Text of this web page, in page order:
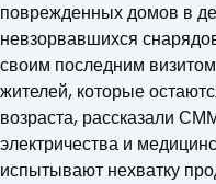
поврежденных домов в
невзорвавшихся
своим последним
жителей, которые
возраста, рассказали
электричества и
испытывают нехватку